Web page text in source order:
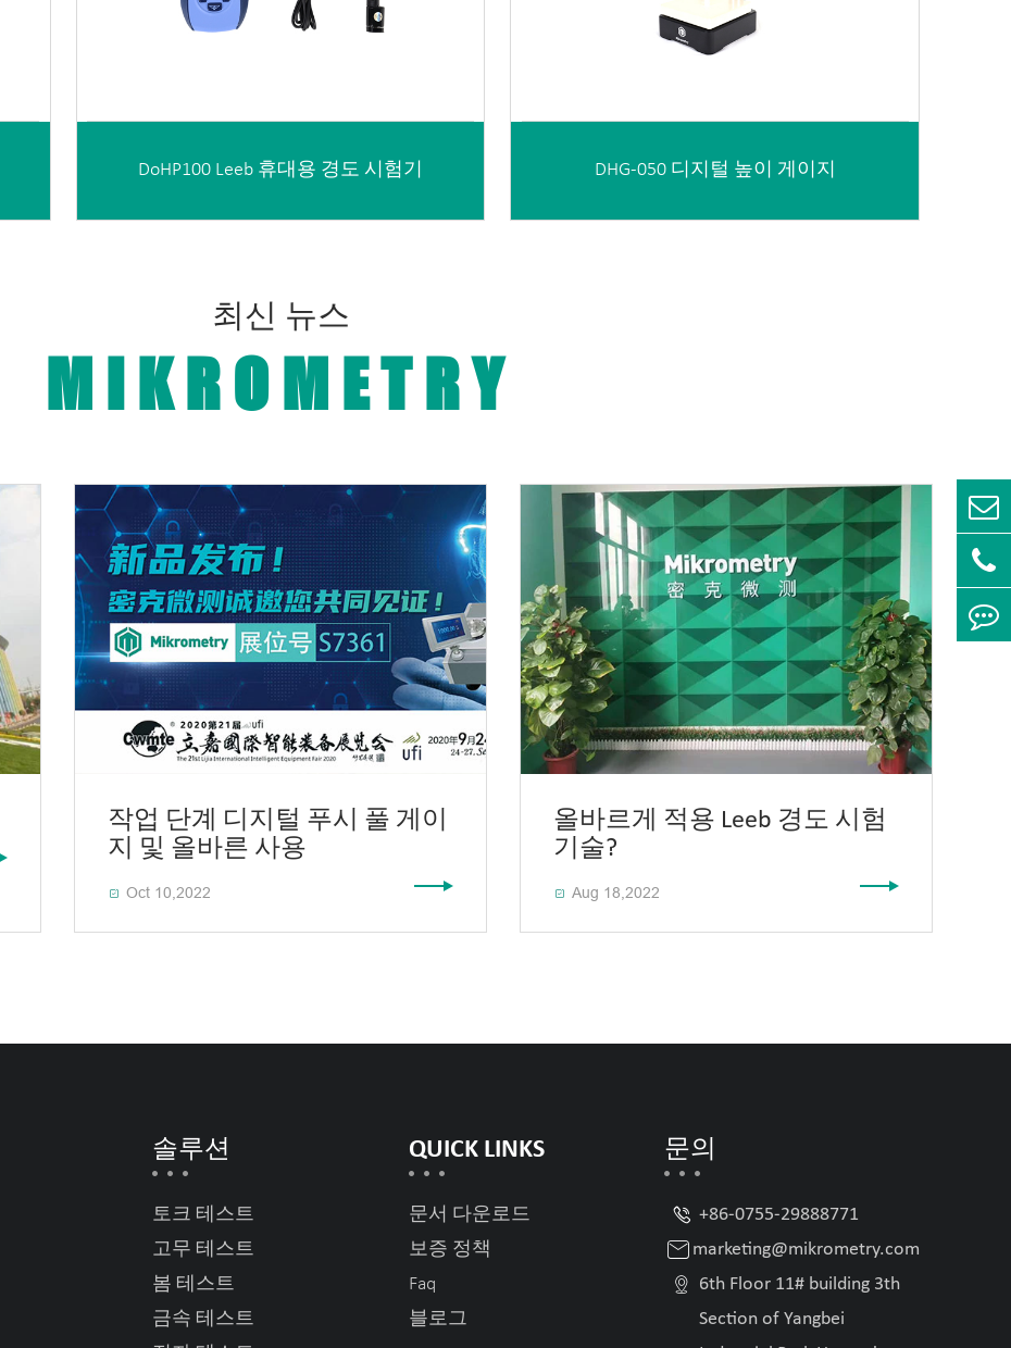
DoHP100 Leeb 휴대용 경도 시험기 DHG-050 디지털 높이 게이지
최신 뉴스
MIKROMETRY
작업 단계 디지털 푸시 풀 게이
지 및 올바른 사용
 Oct 10,2022
올바르게 적용 Leeb 경도 시험
기술?
 Aug 18,2022
솔루션
토크 테스트
고무 테스트
봄 테스트
금속 테스트
QUICK LINKS
문서 다운로드
보증 정책
Faq
블로그
문의
 +86-0755-29888771
 marketing@mikrometry.com
 6th Floor 11# building 3th
Section of Yangbei